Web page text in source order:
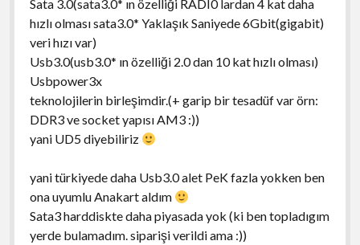
Sata 3.0(sata3.0* ın özelliği RADI0 lardan 4 kat daha
hızlı olması sata3.0* Yaklaşık Saniyede 6Gbit(gigabit)
veri hızı var)
Usb3.0(usb3.0* ın özelliği 2.0 dan 10 kat hızlı olması)
Usbpower3x
teknolojilerin birleşimdir.(+ garip bir tesadüf var örn:
DDR3 ve socket yapısı AM3 :))
yani UD5 diyebiliriz
yani türkiyede daha Usb3.0 alet PeK fazla yokken ben
ona uyumlu Anakart aldım
Sata3 harddiskte daha piyasada yok (ki ben topladıgım
yerde bulamadım. siparişi verildi ama :))